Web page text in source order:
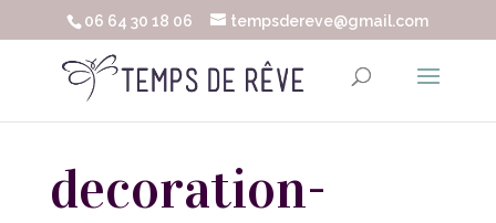
06 64 30 18 06 tempsdereve@gmail.com
decoration-